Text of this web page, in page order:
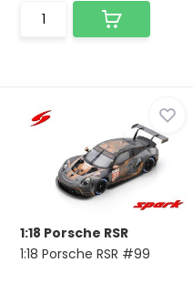
1:18 Porsche RSR
1:18 Porsche RSR #99